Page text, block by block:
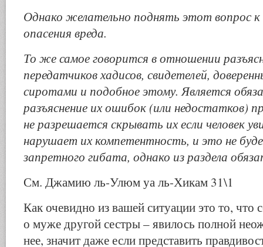
Однако желательно поднять этот вопрос к
опасения вреда.
То же самое говорится в отношении
передатчиков хадисов, свидетелей,
сиротами и подобное этому. Является
разъяснение их ошибок (или недостатков)
не разрешается скрывать их если человек
нарушает их компетентность, и это не
запретного гибата, однако из раздела
См. Джамию ль-Улюм уа ль-Хикам 31\1
Как очевидно из вашей ситуации это то, что
о муже другой сестры – явилось полной
нее, значит даже если представить